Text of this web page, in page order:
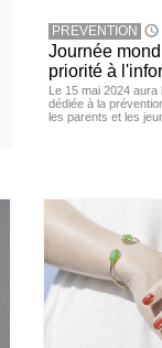
PREVENTION
Journée
priorité à
Le 15 mai 2024 aura
dédiée à la
les parents et les